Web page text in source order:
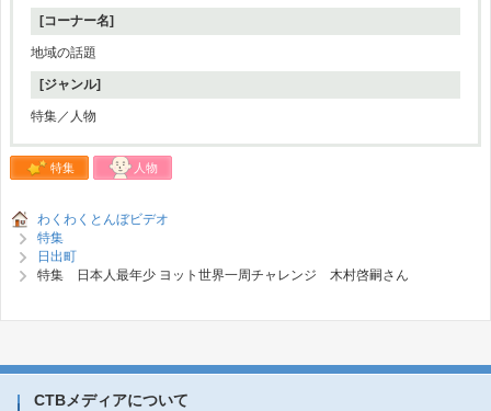
[コーナー名]
地域の話題
[ジャンル]
特集／人物
特集 人物
わくわくとんぼビデオ
特集
日出町
特集 日本人最年少 ヨット世界一周チャレンジ 木村啓嗣さん
CTBメディアについて